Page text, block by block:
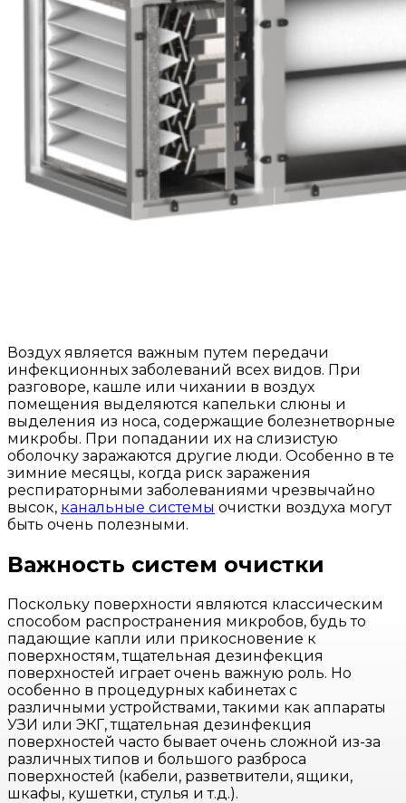
Воздух является важным путем передачи
инфекционных заболеваний всех видов. При
разговоре, кашле или чихании в воздух
помещения выделяются капельки слюны и
выделения из носа, содержащие болезнетворные
микробы. При попадании их на слизистую
оболочку заражаются другие люди. Особенно в те
зимние месяцы, когда риск заражения
респираторными заболеваниями чрезвычайно
высок, канальные системы очистки воздуха могут
быть очень полезными.
Важность систем очистки
Поскольку поверхности являются классическим
способом распространения микробов, будь то
падающие капли или прикосновение к
поверхностям, тщательная дезинфекция
поверхностей играет очень важную роль. Но
особенно в процедурных кабинетах с
различными устройствами, такими как аппараты
УЗИ или ЭКГ, тщательная дезинфекция
поверхностей часто бывает очень сложной из-за
различных типов и большого разброса
поверхностей (кабели, разветвители, ящики,
шкафы, кушетки, стулья и т.д.).